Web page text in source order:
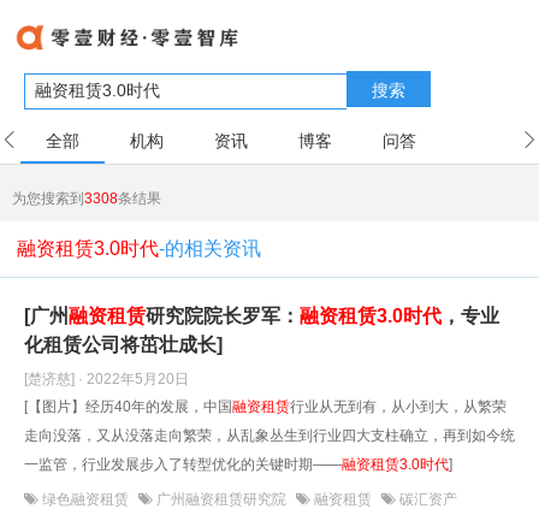
搜索
全部 机构 资讯 博客 问答
为您搜索到3308条结果
融资租赁3.0时代-的相关资讯
[广州融资租赁研究院院长罗军： 融资租赁3.0时代 ，专业
化租赁公司将茁壮成长]
[楚济慈] · 2022年5月20日
[【图片】经历40年的发展，中国融资租赁行业从无到有，从小到大，从繁荣
走向没落，又从没落走向繁荣，从乱象丛生到行业四大支柱确立，再到如今统
一监管，行业发展步入了转型优化的关键时期——融资租赁3.0时代]
绿色融资租赁 广州融资租赁研究院 融资租赁 碳汇资产